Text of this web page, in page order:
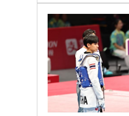
國手等7人與粉絲們
粉絲，雖然簽名會進
場選手都相當淡定，
何影響，仍繼續排隊